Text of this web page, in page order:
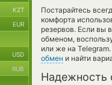
Постарайтесь
комфорта
резервов. Если вы
обменом,
или же на
обмен и найти
Надежность
KZT
EUR
USD
RUB